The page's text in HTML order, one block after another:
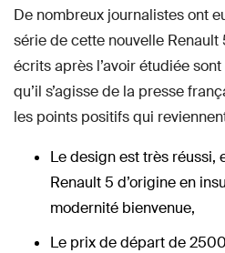
De nombreux journalistes ont
série de cette nouvelle Renault
écrits après l’avoir étudiée
qu’il s’agisse de la presse
les points positifs qui
Le design est très réussi,
Renault 5 d’origine en
modernité bienvenue,
Le prix de départ de